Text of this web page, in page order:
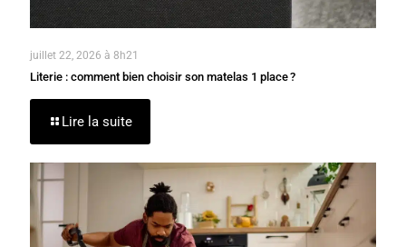
juillet 22, 2026 à 8h21
Literie : comment bien choisir son matelas 1 place ?
Lire la suite